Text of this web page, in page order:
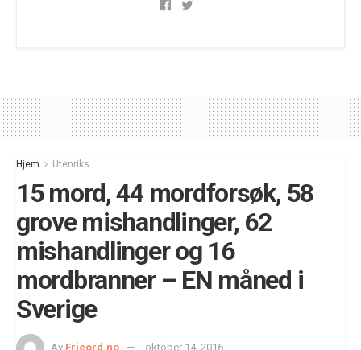
Hjem Utenriks
15 mord, 44 mordforsøk, 58
grove mishandlinger, 62
mishandlinger og 16
mordbranner – EN måned i
Sverige
Av Frieord.no oktober 14, 2016